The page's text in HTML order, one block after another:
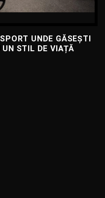
UNDE GĂSEȘTI
UN STIL DE VIAȚĂ